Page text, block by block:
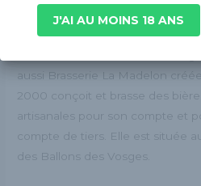
Brasserie
aussi Brasserie La Madelon
2000 conçoit et brasse des bières
artisanales pour son compte et
compte de tiers. Elle est située
des Ballons des Vosges.
J'AI AU MOINS 18 ANS